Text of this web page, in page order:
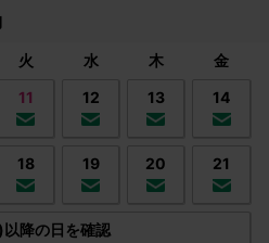
火 水 木
金
11 12 13 14
18 19 20 21
降の日を確認